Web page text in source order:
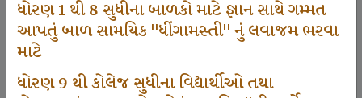
ધોરણ 1 થી 8 સુધીના બાળકો માટે જ્ઞાન સાથે ગમ્મત
આપતું બાળ સામયિક "ધીંગામસ્તી" નું લવાજમ ભરવા
માટે
ધોરણ 9 થી કોલેજ સુધીના વિદ્યાર્થીઓ તથા
1000